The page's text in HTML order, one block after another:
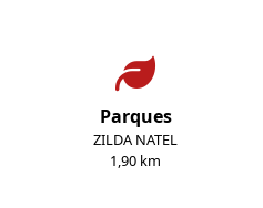
Parques
ZILDA NATEL
1,90 km